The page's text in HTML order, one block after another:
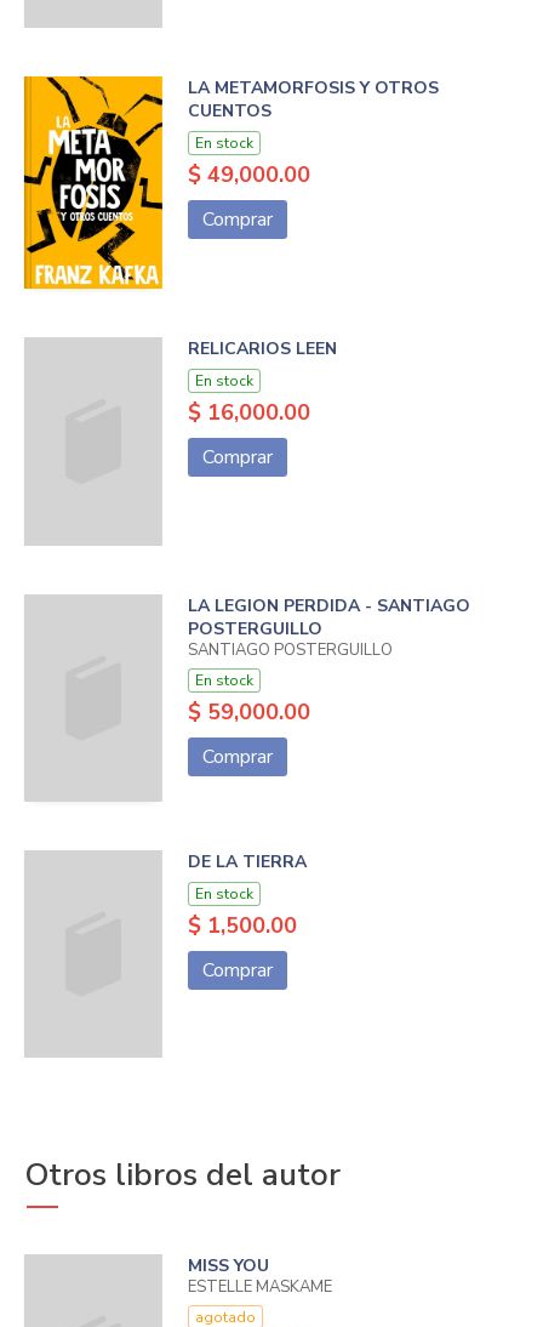
LA METAMORFOSIS Y OTROS
CUENTOS
En stock
$ 49,000.00
Comprar
RELICARIOS LEEN
En stock
$ 16,000.00
Comprar
LA LEGION PERDIDA - SANTIAGO
POSTERGUILLO
SANTIAGO POSTERGUILLO
En stock
$ 59,000.00
Comprar
DE LA TIERRA
En stock
$ 1,500.00
Comprar
Otros libros del autor
MISS YOU
ESTELLE MASKAME
agotado